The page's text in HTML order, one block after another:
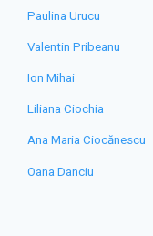
Paulina Urucu
Valentin Pribeanu
Ion Mihai
Liliana Ciochia
Ana Maria Ciocănescu
Oana Danciu